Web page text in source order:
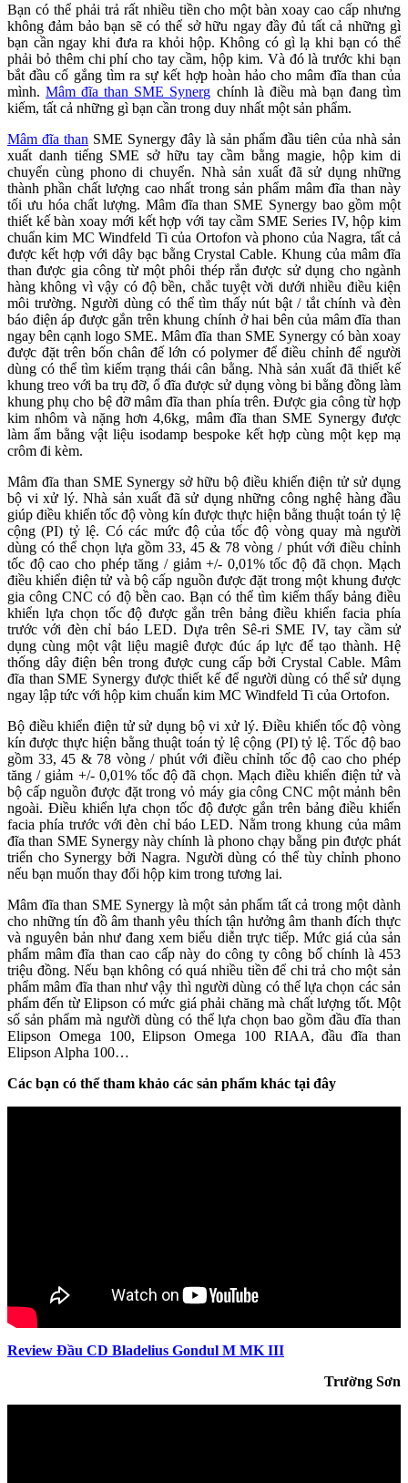
Bạn có thể phải trả rất nhiều tiền cho một bàn xoay cao cấp nhưng
không đảm bảo bạn sẽ có thể sở hữu ngay đầy đủ tất cả những gì
bạn cần ngay khi đưa ra khỏi hộp. Không có gì lạ khi bạn có thể
phải bỏ thêm chi phí cho tay cầm, hộp kim. Và đó là trước khi bạn
bắt đầu cố gắng tìm ra sự kết hợp hoàn hảo cho mâm đĩa than của
mình.Mâm đĩa than SME Synerg chính là điều mà bạn đang tìm
kiếm, tất cả những gì bạn cần trong duy nhất một sản phẩm.
Mâm đĩa than SME Synergy đây là sản phẩm đầu tiên của nhà sản
xuất danh tiếng SME sở hữu tay cầm bằng magie, hộp kim di
chuyển cùng phono di chuyển. Nhà sản xuất đã sử dụng những
thành phần chất lượng cao nhất trong sản phẩm mâm đĩa than này
tối ưu hóa chất lượng. Mâm đĩa than SME Synergy bao gồm một
thiết kế bàn xoay mới kết hợp với tay cầm SME Series IV, hộp kim
chuẩn kim MC Windfeld Ti của Ortofon và phono của Nagra, tất cả
được kết hợp với dây bạc bằng Crystal Cable. Khung của mâm đĩa
than được gia công từ một phôi thép rắn được sử dụng cho ngành
hàng không vì vậy có độ bền, chắc tuyệt vời dưới nhiều điều kiện
môi trường. Người dùng có thể tìm thấy nút bật / tắt chính và đèn
báo điện áp được gắn trên khung chính ở hai bên của mâm đĩa than
ngay bên cạnh logo SME. Mâm đĩa than SME Synergy có bàn xoay
được đặt trên bốn chân đế lớn có polymer để điều chỉnh để người
dùng có thể tìm kiếm trạng thái cân bằng. Nhà sản xuất đã thiết kế
khung treo với ba trụ đỡ, ổ đĩa được sử dụng vòng bi bằng đồng làm
khung phụ cho bệ đỡ mâm đĩa than phía trên. Được gia công từ hợp
kim nhôm và nặng hơn 4,6kg, mâm đĩa than SME Synergy được
làm ẩm bằng vật liệu isodamp bespoke kết hợp cùng một kẹp mạ
crôm đi kèm.
Mâm đĩa than SME Synergy sở hữu bộ điều khiển điện tử sử dụng
bộ vi xử lý. Nhà sản xuất đã sử dụng những công nghệ hàng đầu
giúp điều khiển tốc độ vòng kín được thực hiện bằng thuật toán tỷ lệ
cộng (PI) tỷ lệ. Có các mức độ của tốc độ vòng quay mà người
dùng có thể chọn lựa gồm 33, 45 & 78 vòng / phút với điều chỉnh
tốc độ cao cho phép tăng / giảm +/- 0,01% tốc độ đã chọn. Mạch
điều khiển điện tử và bộ cấp nguồn được đặt trong một khung được
gia công CNC có độ bền cao. Bạn có thể tìm kiếm thấy bảng điều
khiển lựa chọn tốc độ được gắn trên bảng điều khiển facia phía
trước với đèn chỉ báo LED. Dựa trên Sê-ri SME IV, tay cầm sử
dụng cùng một vật liệu magiê được đúc áp lực để tạo thành. Hệ
thống dây điện bên trong được cung cấp bởi Crystal Cable. Mâm
đĩa than SME Synergy được thiết kế để người dùng có thể sử dụng
ngay lập tức với hộp kim chuẩn kim MC Windfeld Ti của Ortofon.
Bộ điều khiển điện tử sử dụng bộ vi xử lý. Điều khiển tốc độ vòng
kín được thực hiện bằng thuật toán tỷ lệ cộng (PI) tỷ lệ. Tốc độ bao
gồm 33, 45 & 78 vòng / phút với điều chỉnh tốc độ cao cho phép
tăng / giảm +/- 0,01% tốc độ đã chọn. Mạch điều khiển điện tử và
bộ cấp nguồn được đặt trong vỏ máy gia công CNC một mảnh bên
ngoài. Điều khiển lựa chọn tốc độ được gắn trên bảng điều khiển
facia phía trước với đèn chỉ báo LED. Nằm trong khung của mâm
đĩa than SME Synergy này chính là phono chạy bằng pin được phát
triển cho Synergy bởi Nagra. Người dùng có thể tùy chỉnh phono
nếu bạn muốn thay đổi hộp kim trong tương lai.
Mâm đĩa than SME Synergy là một sản phẩm tất cả trong một dành
cho những tín đồ âm thanh yêu thích tận hưởng âm thanh đích thực
và nguyên bản như đang xem biểu diễn trực tiếp. Mức giá của sản
phẩm mâm đĩa than cao cấp này do công ty công bố chính là 453
triệu đồng. Nếu bạn không có quá nhiều tiền để chi trả cho một sản
phẩm mâm đĩa than như vậy thì người dùng có thể lựa chọn các sản
phẩm đến từ Elipson có mức giá phải chăng mà chất lượng tốt. Một
số sản phẩm mà người dùng có thể lựa chọn bao gồm đầu đĩa than
Elipson Omega 100, Elipson Omega 100 RIAA, đầu đĩa than
Elipson Alpha 100…
Các bạn có thể tham khảo các sản phẩm khác tại đây
Review Đầu CD Bladelius Gondul M MK III
Trường Sơn